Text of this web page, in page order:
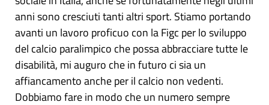
anni sono cresciuti tanti altri sport. Stiamo portando
avanti un lavoro proficuo con la Figc per lo sviluppo
del calcio paralimpico che possa abbracciare tutte le
disabilità, mi auguro che in futuro ci sia un
affiancamento anche per il calcio non vedenti.
Dobbiamo fare in modo che un numero sempre